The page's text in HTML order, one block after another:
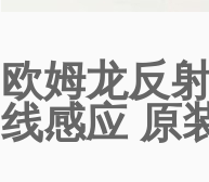
欧姆龙反
线感应 原